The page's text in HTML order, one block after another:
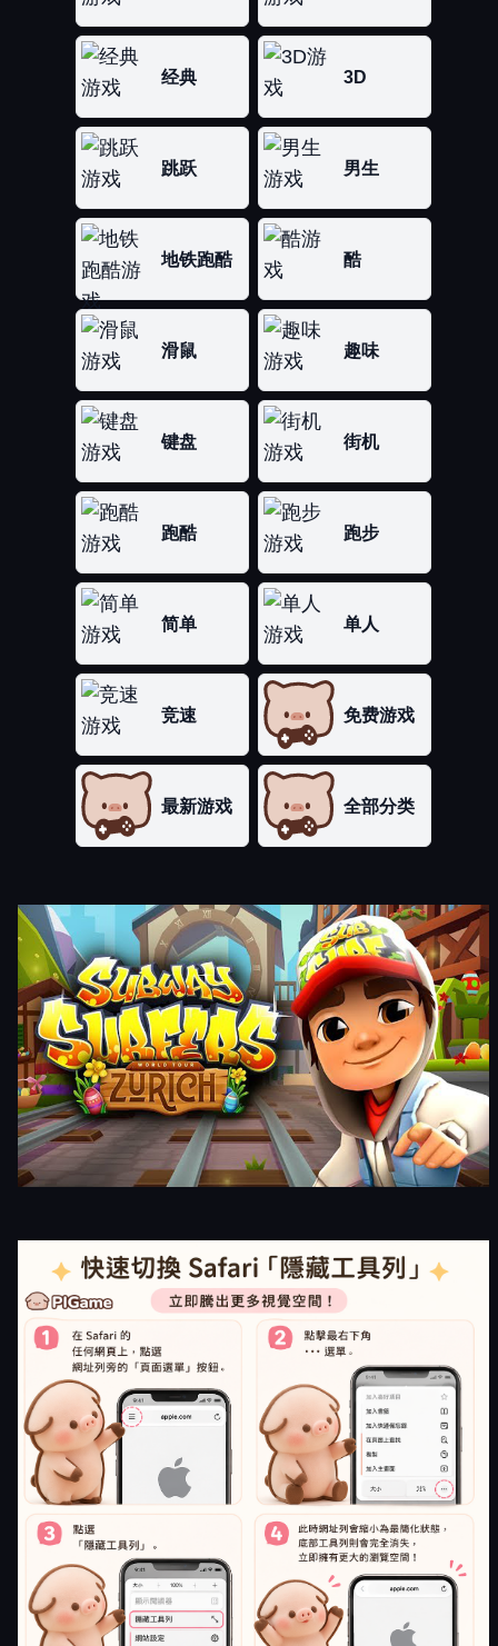
经典 3D
跳跃 男生
地铁跑酷 酷
滑鼠 趣味
键盘 街机
跑酷 跑步
简单 单人
竞速 免费游戏
最新游戏 全部分类